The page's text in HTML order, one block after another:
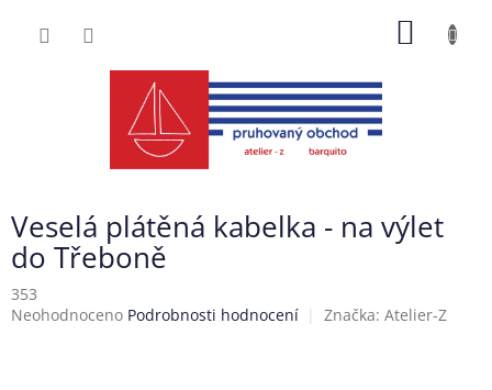
Veselá plátěná kabelka - na výlet
do Třeboně
353
Průměrné
Neohodnoceno Podrobnosti hodnocení Značka: Atelier-Z